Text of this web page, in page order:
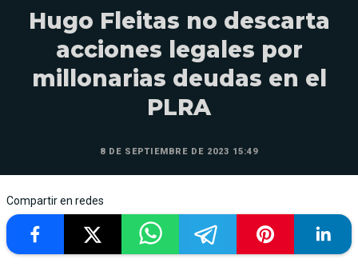
Hugo Fleitas no descarta
acciones legales por
millonarias deudas en el
PLRA
8 DE SEPTIEMBRE DE 2023 15:49
Compartir en redes